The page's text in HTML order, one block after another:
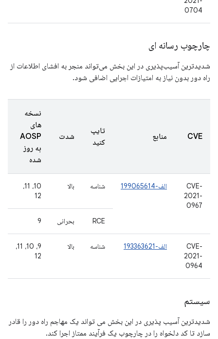
0704
چارچوب رسانه ای
شدیدترین آسیب‌پذیری در این بخش می‌تواند منجر به افشای اطلاعات از
راه دور بدون نیاز به امتیازات اجرایی اضافی شود.
CVE منابع
تایپ
کنید
شدت
نسخه
های
AOSP
به روز
شده
CVE-
2021-
0967
الف-199065614 شناسه بالا
10، 11،
12
RCE بحرانی 9
CVE-
2021-
0964
الف-193363621 شناسه بالا
9، 10، 11،
12
سیستم
شدیدترین آسیب پذیری در این بخش می تواند یک مهاجم راه دور را قادر
سازد تا کد دلخواه را در چارچوب یک فرآیند ممتاز اجرا کند.